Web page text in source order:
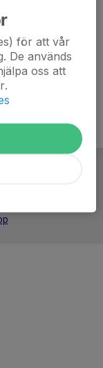
för att vår
De används
oss att